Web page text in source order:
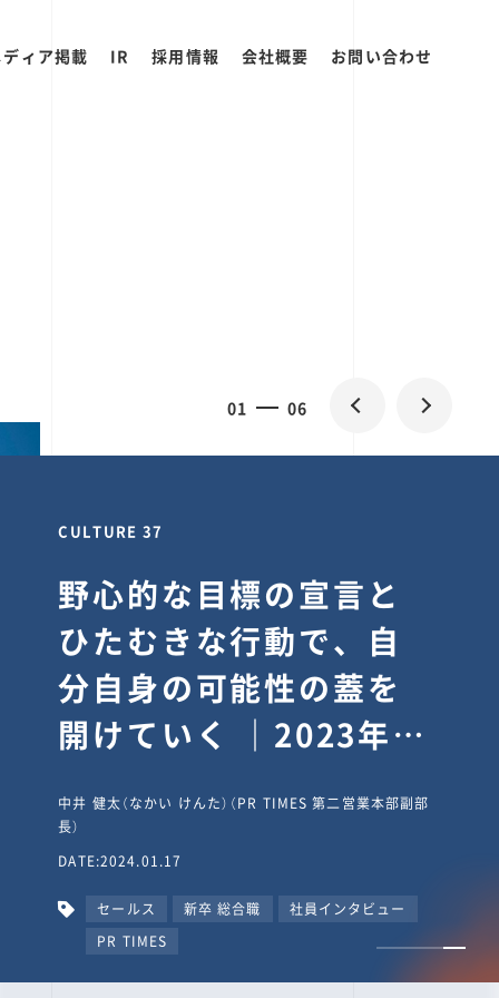
ィア掲載 IR 採用情報 会社概要 お問い合わせ
02 06
CULTURE 30
逆境では自分のスタン
スを変え“予想を裏切
り、期待を超える”【真
輔塾・前編】
山田真輔（やまだ しんすけ）（執行役員 兼 Jooto事業部
長）
DATE:2023.09.08
カルチャー CxO キャリア入社 Jooto